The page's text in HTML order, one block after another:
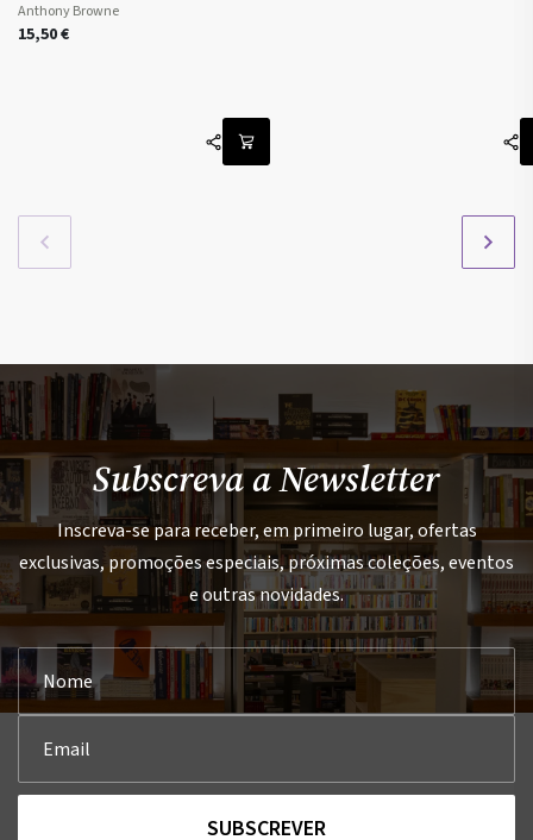
Anthony Browne
15,50€
Subscreva a Newsletter
Inscreva-se para receber, em primeiro lugar, ofertas
exclusivas, promoções especiais, próximas coleções, eventos
e outras novidades.
SUBSCREVER